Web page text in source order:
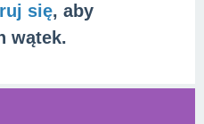
się, aby
wątek.